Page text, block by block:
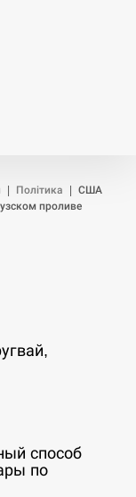
Політика
США
проливе
способ
по